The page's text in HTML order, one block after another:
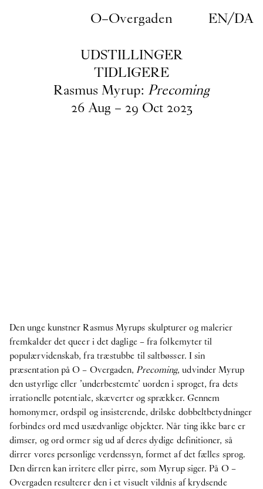
O–Overgaden EN/DA
UDSTILLINGER
TIDLIGERE
Rasmus Myrup: Precoming
26 Aug – 29 Oct 2023
Den unge kunstner Rasmus Myrups skulpturer og malerier
fremkalder det queer i det daglige – fra folkemyter til
populærvidenskab, fra træstubbe til saltbøsser. I sin
præsentation på O – Overgaden,Precoming, udvinder Myrup
den ustyrlige eller ’underbestemte’ uorden i sproget, fra dets
irrationelle potentiale, skæverter og sprækker. Gennem
homonymer, ordspil og insisterende, drilske dobbeltbetydninger
forbindes ord med usædvanlige objekter. Når ting ikke bare er
dimser, og ord ormer sig ud af deres dydige definitioner, så
dirrer vores personlige verdenssyn, formet af det fælles sprog.
Den dirren kan irritere eller pirre, som Myrup siger. På O –
Overgaden resulterer den i et visuelt vildnis af krydsende